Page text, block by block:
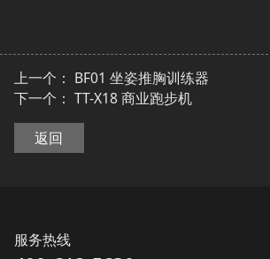
上一个： BF01 坐姿推胸训练器
下一个： TT-X18 商业跑步机
返回
服务热线